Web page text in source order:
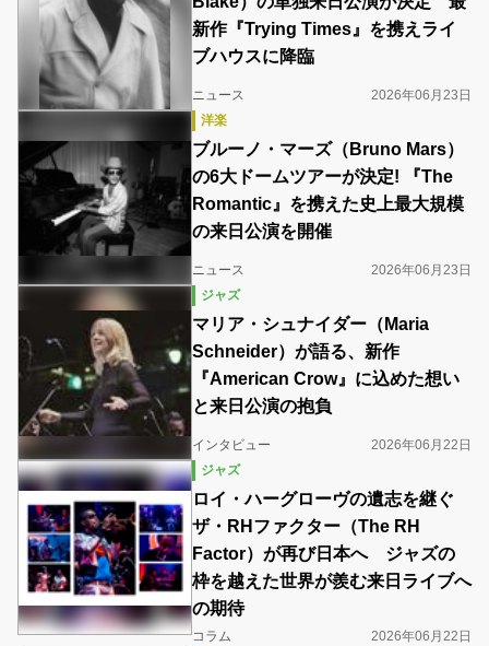
新作『Trying Times』を携えライ
ブハウスに降臨
ニュース
2026年06月23日
洋楽
ブルーノ・マーズ（Bruno Mars）
の6大ドームツアーが決定! 『The
Romantic』を携えた史上最大規模
の来日公演を開催
ニュース
2026年06月23日
ジャズ
マリア・シュナイダー（Maria
Schneider）が語る、新作
『American Crow』に込めた想い
と来日公演の抱負
インタビュー
2026年06月22日
ジャズ
ロイ・ハーグローヴの遺志を継ぐ
ザ・RHファクター（The RH
Factor）が再び日本へ ジャズの
枠を越えた世界が羨む来日ライブへ
の期待
コラム
2026年06月22日